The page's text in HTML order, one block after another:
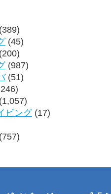
(389)
(45)
(200)
(987)
(51)
(1,057)
ビング(17)